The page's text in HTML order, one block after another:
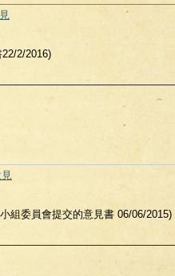
2/2016)
組委員會提交的意見書 06/06/2015)